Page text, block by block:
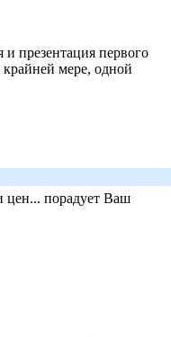
и презентация первого
мере, одной
цен... порадует Ваш